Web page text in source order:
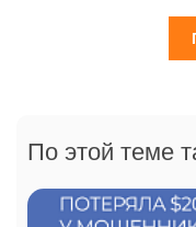
По этой теме